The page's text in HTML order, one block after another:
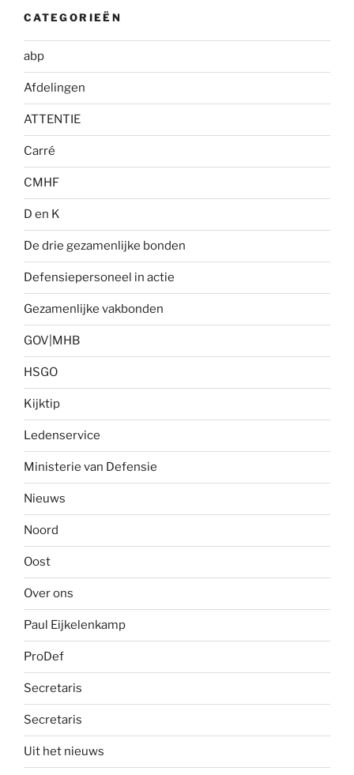
CATEGORIEËN
abp
Afdelingen
ATTENTIE
Carré
CMHF
D en K
De drie gezamenlijke bonden
Defensiepersoneel in actie
Gezamenlijke vakbonden
GOV|MHB
HSGO
Kijktip
Ledenservice
Ministerie van Defensie
Nieuws
Noord
Oost
Over ons
Paul Eijkelenkamp
ProDef
Secretaris
Secretaris
Uit het nieuws